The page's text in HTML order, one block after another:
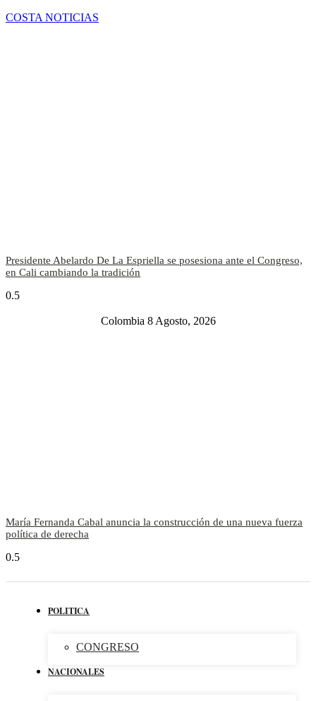
COSTA NOTICIAS
Presidente Abelardo De La Espriella se posesiona ante el Congreso,
en Cali cambiando la tradición
Colombia 8 Agosto, 2026
María Fernanda Cabal anuncia la construcción de una nueva fuerza
política de derecha
POLITICA
CONGRESO
NACIONALES